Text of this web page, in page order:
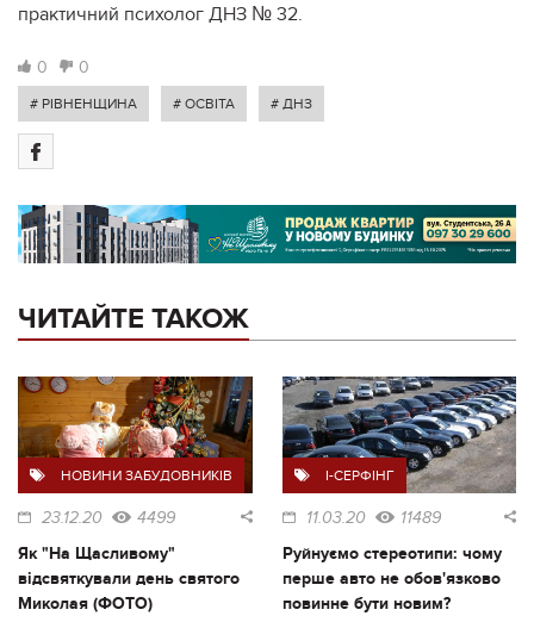
практичний психолог ДНЗ № 32.
0 0
# РІВНЕНЩИНА # ОСВІТА # ДНЗ
ЧИТАЙТЕ ТАКОЖ
НОВИНИ ЗАБУДОВНИКІВ
23.12.20 4499
Як "На Щасливому"
відсвяткували день святого
Миколая (ФОТО)
I-СЕРФІНГ
11.03.20 11489
Руйнуємо стереотипи: чому
перше авто не обов'язково
повинне бути новим?